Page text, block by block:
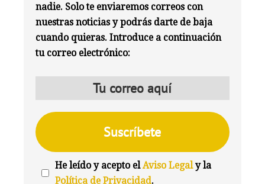
nadie. Solo te enviaremos correos con
nuestras noticias y podrás darte de baja
cuando quieras. Introduce a continuación
tu correo electrónico:
He leído y acepto elAviso Legaly la
Política de Privacidad.